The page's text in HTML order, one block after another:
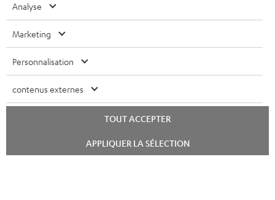
FANSHOP
NOUVEAUTÉS
ITALIE
USA
AUTRES PAYS
Sous réserve de modifications techniques, de fautes de frappe et d’autres
erreurs. Les accessoires figurant sur l’image ne font pas partie du contenu de
chat
Analyse
Marketing
Personnalisation
contenus externes
TOUT ACCEPTER
APPLIQUER LA SÉLECTION